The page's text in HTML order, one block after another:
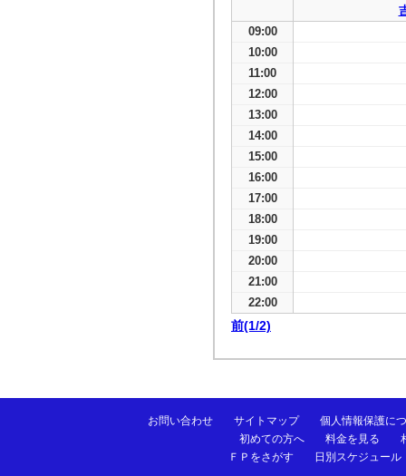
09:00
10:00
11:00
12:00
13:00
14:00
15:00
16:00
17:00
18:00
19:00
20:00
21:00
22:00
前(1/2)
お問い合わせ サイトマップ
個人情報保護に
初めての方へ
料金を見る
ＦＰをさがす
日別スケジュール